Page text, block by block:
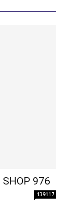
SHOP 976
139117